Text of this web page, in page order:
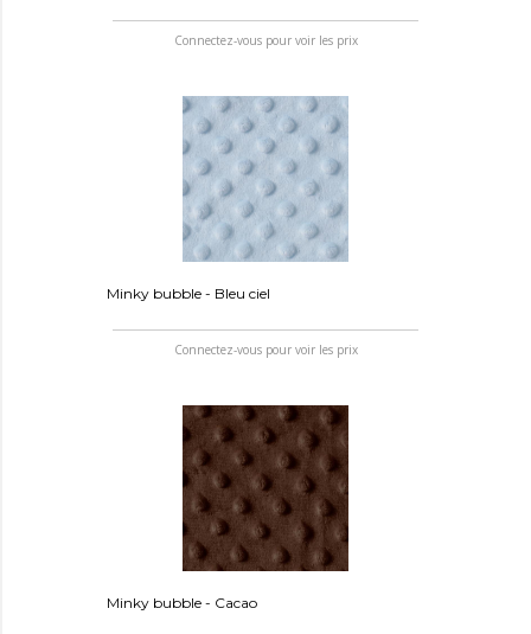
Connectez-vous pour voir les prix
Minky bubble - Bleu ciel
Connectez-vous pour voir les prix
Minky bubble - Cacao